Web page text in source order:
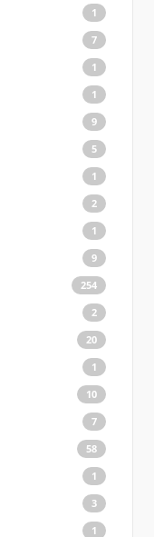
1
7
1
1
9
5
1
2
1
9
254
2
20
1
10
7
58
1
3
1